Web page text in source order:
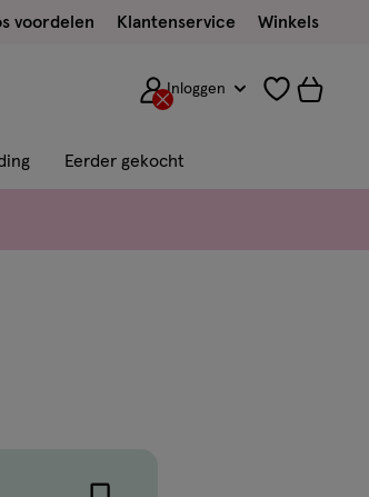
voordelen Klantenservice Winkels
Inloggen
Eerder gekocht